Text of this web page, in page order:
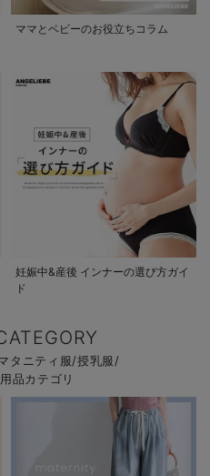
ママとベビーのお役立ちコラム
妊娠中&産後 インナーの選び方ガイ
ド
タニティ服/授乳服/
品カテゴリ